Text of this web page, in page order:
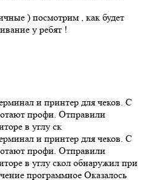
) посмотрим , как будет
у ребят !
и принтер для чеков. С
профи. Отправили
в углу ск
и принтер для чеков. С
профи. Отправили
в углу скол обнаружил при
программное Оказалось